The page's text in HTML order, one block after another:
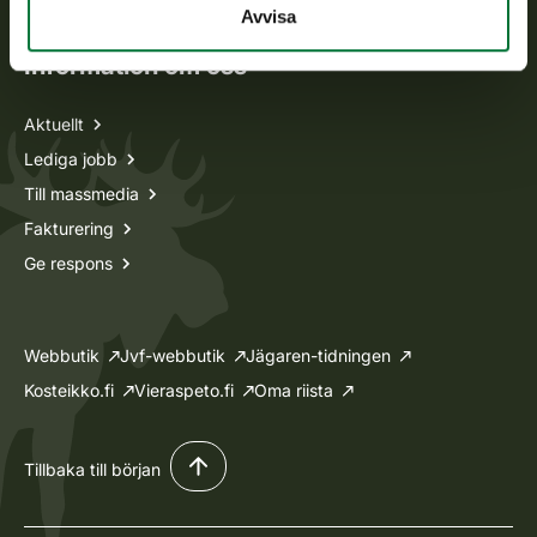
Avvisa
Information om oss
Aktuellt
Lediga jobb
Till massmedia
Fakturering
Ge respons
Webbutik Jvf-webbutik
Jägaren-tidningen
Kosteikko.fi
Vieraspeto.fi Oma riista
Tillbaka till början